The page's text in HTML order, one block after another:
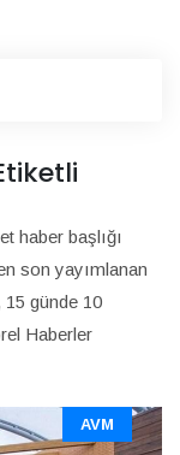
haber başlığı
son yayımlanan
15 günde 10
Haberler
AVM